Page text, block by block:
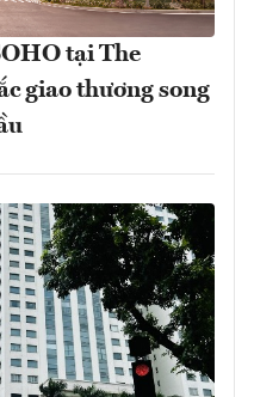
tại The
giao thương song